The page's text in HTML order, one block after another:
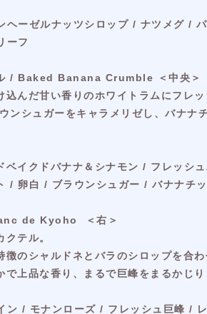
ヘーゼルナッツシロップ / ナツメグ /
ーフ
/ Baked Banana Crumble ＜中央＞
込んだ甘い香りのホワイトラムにフレ
ンシュガーをキャラメリゼし、バナ
ベイクドバナナ＆シナモン / フレッ
/ 卵白 / ブラウンシュガー / バナナチ
de Kyoho ＜右＞
テル。
徴のシャルドネとバラのシロップを合
で上品な香り、まるで巨峰をまるかじ
ン / モナンローズ / フレッシュ巨峰 /